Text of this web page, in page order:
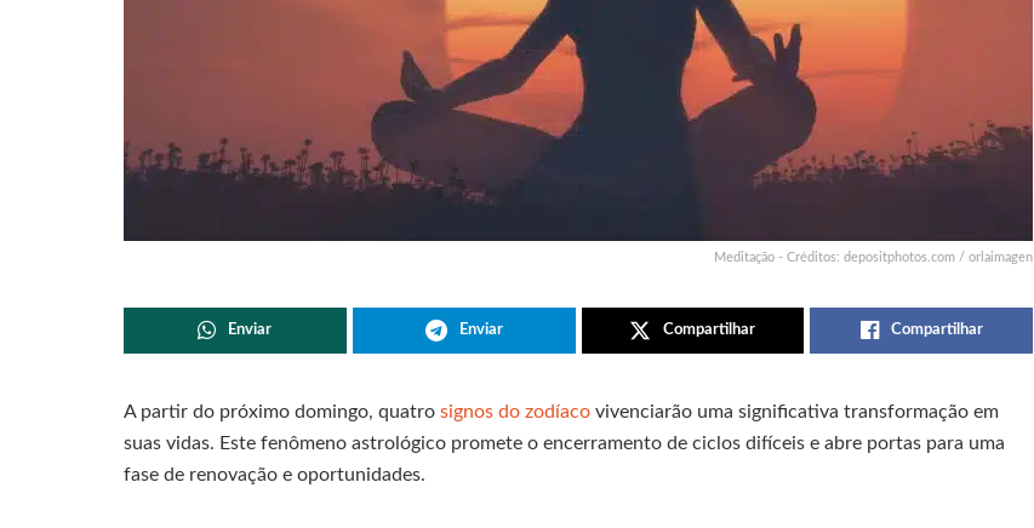
Meditação - Créditos: depositphotos.com / orlaimagen
Enviar Enviar Compartilhar Compartilhar
A partir do próximo domingo, quatro signos do zodíaco vivenciarão uma significativa transformação em
suas vidas. Este fenômeno astrológico promete o encerramento de ciclos difíceis e abre portas para uma
fase de renovação e oportunidades.